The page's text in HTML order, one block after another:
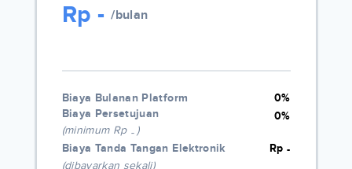
Rp - /bulan
Biaya Bulanan Platform
0%
Biaya Persetujuan
(minimum Rp -)
0%
Biaya Tanda Tangan Elektronik
(dibayarkan sekali)
Rp-